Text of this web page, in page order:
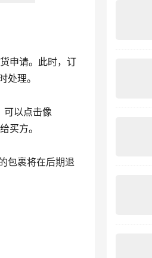
申请。此时，订
处理。
可以点击像
买方。
包裹将在后期退